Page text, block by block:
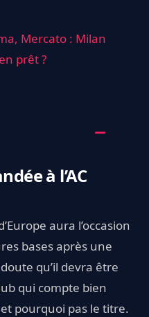
Mercato : Milan
prêt ?
à l’AC
aura l’occasion
bases après une
qu’il devra être
qui compte bien
pourquoi pas le titre.